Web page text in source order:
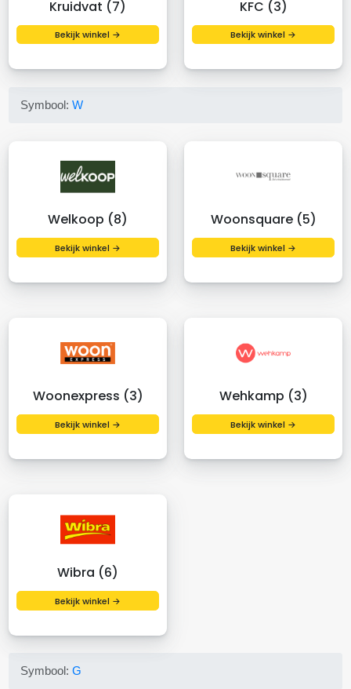
Kruidvat (7)
Bekijk winkel →
KFC (3)
Bekijk winkel →
Symbool:W
Welkoop (8)
Bekijk winkel →
Woonsquare (5)
Bekijk winkel →
Woonexpress (3)
Bekijk winkel →
Wehkamp (3)
Bekijk winkel →
Wibra (6)
Bekijk winkel →
Symbool:G